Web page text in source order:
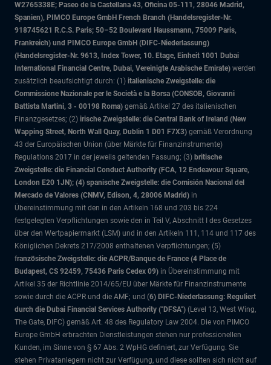
W2765338E; Paseo de la Castellana 43, Oficina 05-111, 28046 Madrid,
Spanien), PIMCO Europe GmbH French Branch (Handelsregister-Nr.
918745621 R.C.S. Paris; 50–52 Boulevard Haussmann, 75009 Paris,
Frankreich) und PIMCO Europe GmbH (DIFC-Niederlassung)
(Handelsregister-Nr. 9613, Index Tower, 10. Etage, Einheit 1001 Dubai
International Financial Centre, Dubai, Vereinigte Arabische Emirate) werden
zusätzlich beaufsichtigt durch: (1) italienische Zweigstelle: die
Commissione Nazionale per le Società e la Borsa (CONSOB, Giovanni
Battista Martini, 3 - 00198 Roma) gemäß Artikel 27 des italienischen
Finanzgesetzes; (2) irische Zweigstelle: die Central Bank of Ireland (New
Wapping Street, North Wall Quay, Dublin 1 D01 F7X3) gemäß Verordnung
43 der Europäischen Union (über Märkte für Finanzinstrumente)
Regulations 2017 in der jeweils geltenden Fassung; (3) britische
Zweigstelle: die Financial Conduct Authority (FCA, 12 Endeavour Square,
London E20 1JN); (4) spanische Zweigstelle: die Comisión Nacional del
Mercado de Valores (CNMV, Edison, 4, 28006 Madrid) in
Übereinstimmung mit den in den Artikeln 168 und 203 bis 224
festgelegten Verpflichtungen sowie den in Teil V, Abschnitt I des Gesetzes
über den Wertpapiermarkt (LSM) und in den Artikeln 111, 114 und 117 des
Königlichen Dekrets 217/2008 enthaltenen Verpflichtungen; (5)
französische Zweigstelle: die ACPR/Banque de France (4 Place de
Budapest, CS 92459, 75436 Paris Cedex 09) in Übereinstimmung mit
Artikel 35 der Richtlinie 2014/65/EU über Märkte für Finanzinstrumente
sowie durch die ACPR und die AMF; und (6) DIFC-Niederlassung: Reguliert
durch die Dubai Financial Services Authority ("DFSA") (Level 13, West Wing,
The Gate, DIFC) gemäß Art. 48 des Regulatory Law 2004. Die von PIMCO
Europe GmbH erbrachten Dienstleistungen stehen nur professionellen
Kunden, im Sinne von § 67 Abs. 2 WpHG definiert, zur Verfügung. Sie
stehen Privatanlegern nicht zur Verfügung, und diese sollten sich nicht auf